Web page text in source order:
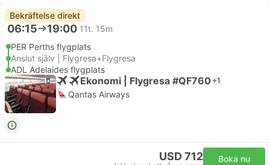
Bekräftelse direkt
06:15 19:00 11t. 15m
PER Perths flygplats
Anslut själv | Flygresa+Flygresa
ADL Adelaides flygplats
Ekonomi | Flygresa #QF760 +1
Qantas Airways
USD 712 Boka nu